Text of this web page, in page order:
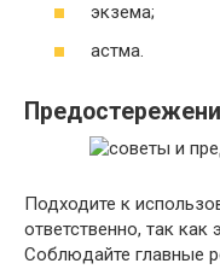
экзема;
астма.
Подходите к
ответственно, так
Соблюдайте главные